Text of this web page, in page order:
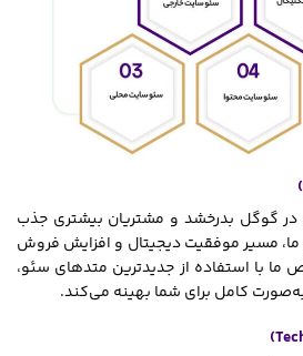
گوگل بدرخشد و مشتریان بیشتری جذب
مسیر موفقیت دیجیتال و افزایش فروش
با استفاده از جدیدترین متدهای سئو،
کامل برای شما بهینه می‌کند.